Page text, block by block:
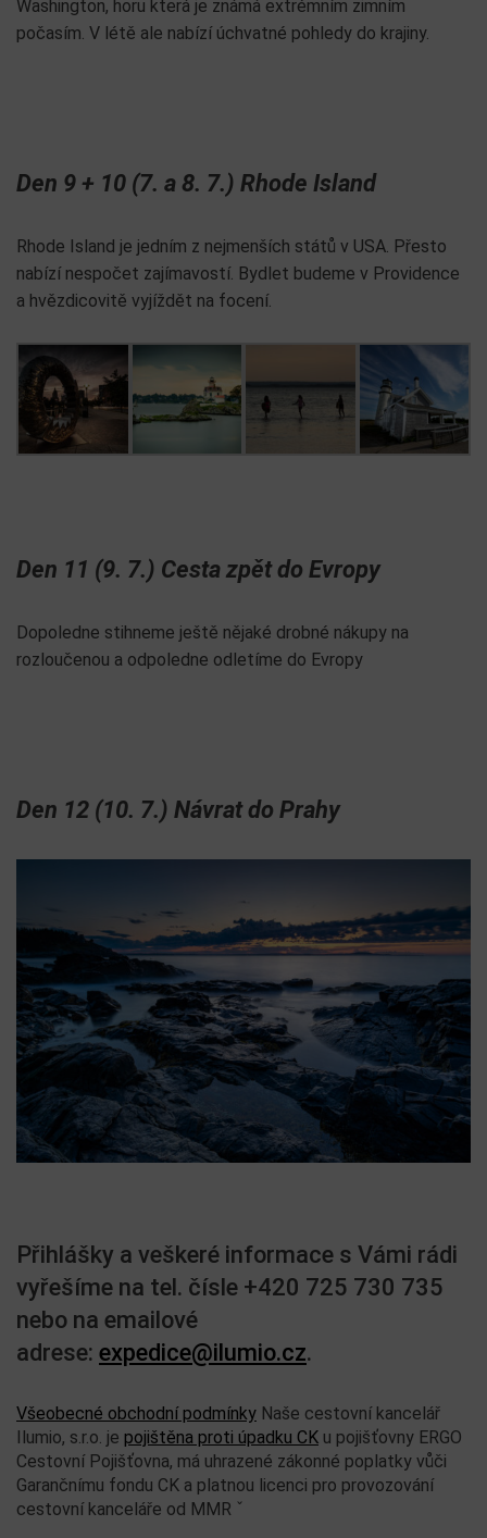
Washington, horu která je známá extrémním zimním
počasím. V létě ale nabízí úchvatné pohledy do krajiny.
Den 9 + 10 (7. a 8. 7.) Rhode Island
Rhode Island je jedním z nejmenších států v USA. Přesto
nabízí nespočet zajímavostí. Bydlet budeme v Providence
a hvězdicovitě vyjíždět na focení.
Den 11 (9. 7.) Cesta zpět do Evropy
Dopoledne stihneme ještě nějaké drobné nákupy na
rozloučenou a odpoledne odletíme do Evropy
Den 12 (10. 7.) Návrat do Prahy
Přihlášky a veškeré informace s Vámi rádi
vyřešíme na tel. čísle +420 725 730 735
nebo na emailové
adrese: expedice@ilumio.cz.
Všeobecné obchodní podmínky Naše cestovní kancelář
Ilumio, s.r.o. je pojištěna proti úpadku CK u pojišťovny ERGO
Cestovní Pojišťovna, má uhrazené zákonné poplatky vůči
Garančnímu fondu CK a platnou licenci pro provozování
cestovní kanceláře od MMR ˇ